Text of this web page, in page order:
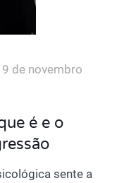
9 de novembro
é e o
sente a